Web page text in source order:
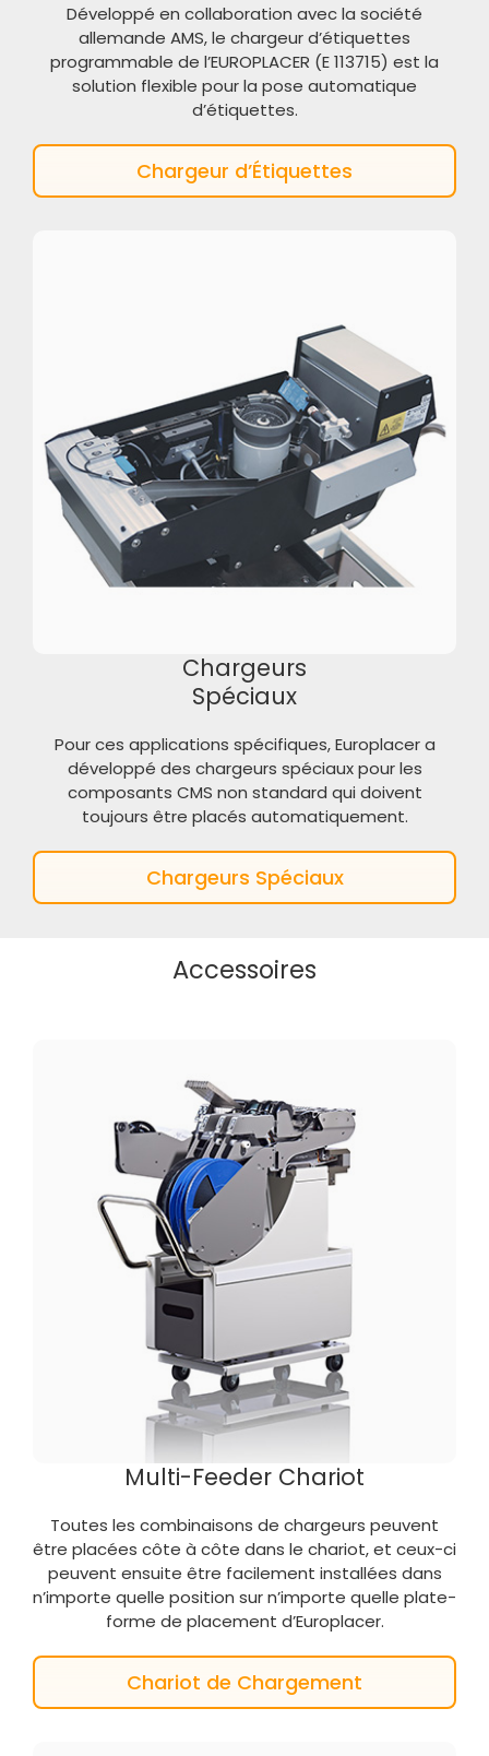
Développé en collaboration avec la société
allemande AMS, le chargeur d’étiquettes
programmable de l’EUROPLACER (E 113715) est la
solution flexible pour la pose automatique
d’étiquettes.
Chargeur d’Étiquettes
Chargeurs
Spéciaux
Pour ces applications spécifiques, Europlacer a
développé des chargeurs spéciaux pour les
composants CMS non standard qui doivent
toujours être placés automatiquement.
Chargeurs Spéciaux
Accessoires
Multi-Feeder Chariot
Toutes les combinaisons de chargeurs peuvent
être placées côte à côte dans le chariot, et ceux-ci
peuvent ensuite être facilement installées dans
n’importe quelle position sur n’importe quelle plate-
forme de placement d’Europlacer.
Chariot de Chargement